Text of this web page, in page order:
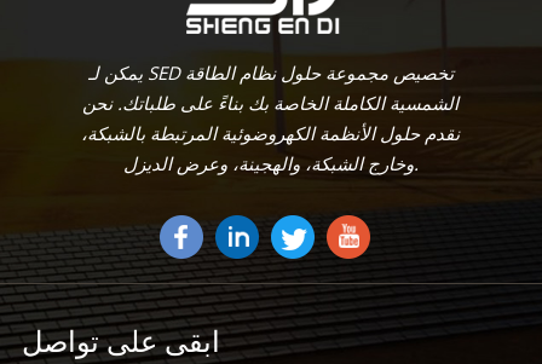
يمكن لـ SED تخصيص مجموعة حلول نظام الطاقة
الشمسية الكاملة الخاصة بك بناءً على طلباتك. نحن
نقدم حلول الأنظمة الكهروضوئية المرتبطة بالشبكة،
وخارج الشبكة، والهجينة، وعرض الديزل.
ابقى على تواصل